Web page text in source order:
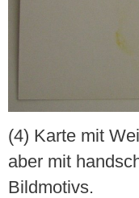
(4) Karte mit
aber mit
Bildmotivs.